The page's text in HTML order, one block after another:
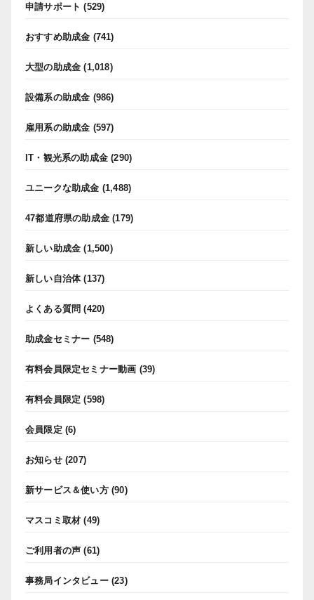
申請サポート (529)
おすすめ助成金 (741)
大型の助成金 (1,018)
設備系の助成金 (986)
雇用系の助成金 (597)
IT・観光系の助成金 (290)
ユニークな助成金 (1,488)
47都道府県の助成金 (179)
新しい助成金 (1,500)
新しい自治体(137)
よくある質問 (420)
助成金セミナー (548)
有料会員限定セミナー動画 (39)
有料会員限定 (598)
会員限定 (6)
お知らせ(207)
新サービス＆使い方(90)
マスコミ取材 (49)
ご利用者の声 (61)
事務局インタビュー(23)